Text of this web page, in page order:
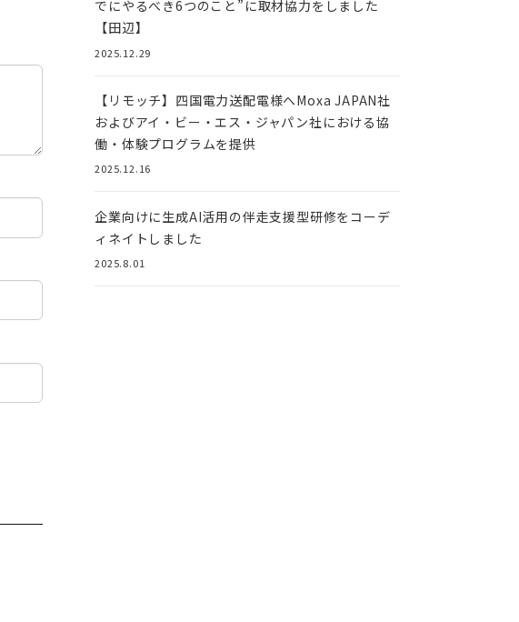
でにやるべき6つのこと”に取材協力をしました
【田辺】
2025.12.29
【リモッチ】四国電⼒送配電様へMoxa JAPAN社
およびアイ・ビー・エス・ジャパン社における協
働・体験プログラムを提供
2025.12.16
企業向けに生成AI活用の伴走支援型研修をコーデ
ィネイトしました
2025.8.01